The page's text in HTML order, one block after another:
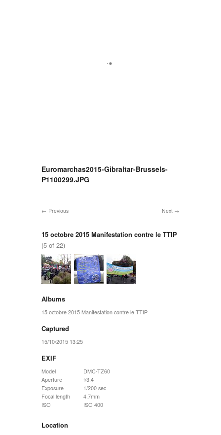
Euromarchas2015-Gibraltar-Brussels-
P1100299.JPG
Next
Previous
15 octobre 2015 Manifestation contre le TTIP
(5 of 22)
Albums
15 octobre 2015 Manifestation contre le TTIP
Captured
15/10/2015 13:25
EXIF
Model
DMC-TZ60
Aperture
f/3.4
Exposure
1/200 sec
Focal length
4.7mm
ISO
ISO 400
Location